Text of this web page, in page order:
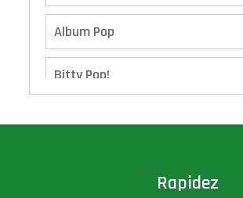
Album Pop
Bitty Pop!
Rapidez